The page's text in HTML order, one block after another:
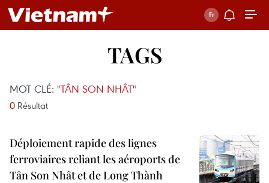
TAGS
MOT CLÉ: "TÂN SON NHÂT"
0 Résultat
Déploiement rapide des lignes
ferroviaires reliant les aéroports de
Tân Son Nhât et de Long Thành